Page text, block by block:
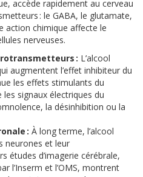
accède rapidement au cerveau
: le GABA, le glutamate,
action chimique affecte le
nerveuses.
: L’alcool
augmentent l’effet inhibiteur du
les effets stimulants du
signaux électriques du
la désinhibition ou la
: À long terme, l’alcool
neurones et leur
études d’imagerie cérébrale,
l’Inserm et l’OMS, montrent